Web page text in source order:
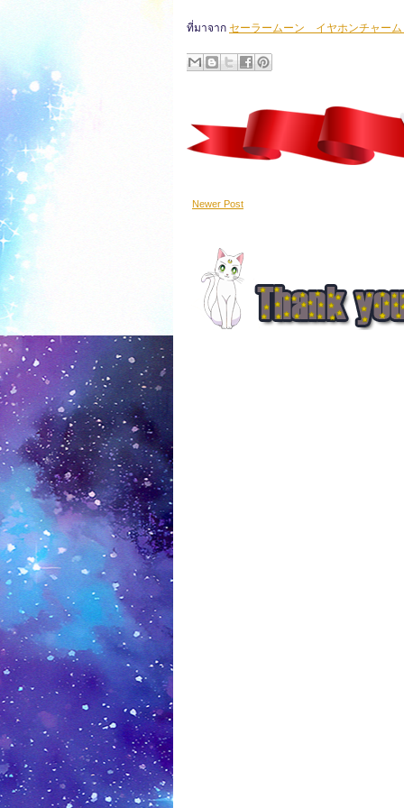
ที่มาจาก セーラームーン イヤホンチャーム
Newer Post